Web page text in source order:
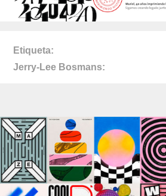
Etiqueta
Jerry-Lee Bosmans